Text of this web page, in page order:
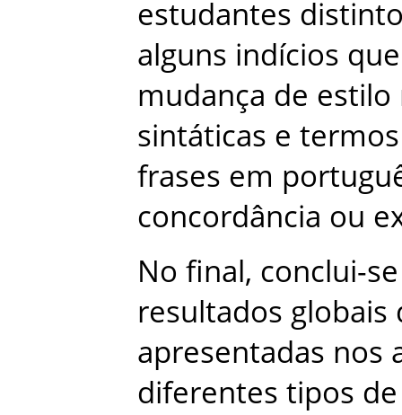
estudantes
alguns indícios que
mudança de estilo
sintáticas e termos
frases em
concordância ou
No final, conclui-se
resultados globais
apresentadas nos
diferentes tipos de